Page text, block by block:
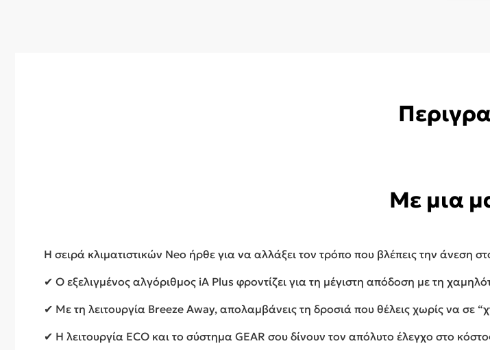
Με μια
Η σειρά κλιματιστικών Neo ήρθε για να αλλάξει τον τρόπο που βλέπεις την άνεση
✔ Ο εξελιγμένος αλγόριθμος iA Plus φροντίζει για τη μέγιστη απόδοση με τη
✔ Με τη λειτουργία Breeze Away, απολαμβάνεις τη δροσιά που θέλεις χωρίς να σε
✔ Η λειτουργία ECO και το σύστημα GEAR σου δίνουν τον απόλυτο έλεγχο στο